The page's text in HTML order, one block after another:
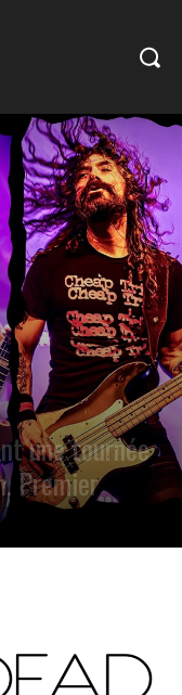
une tournée
Premier